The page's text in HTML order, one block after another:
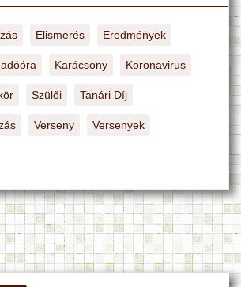
Elismerés Eredmények
Karácsony Koronavirus
Szülői Tanári Díj
Verseny Versenyek